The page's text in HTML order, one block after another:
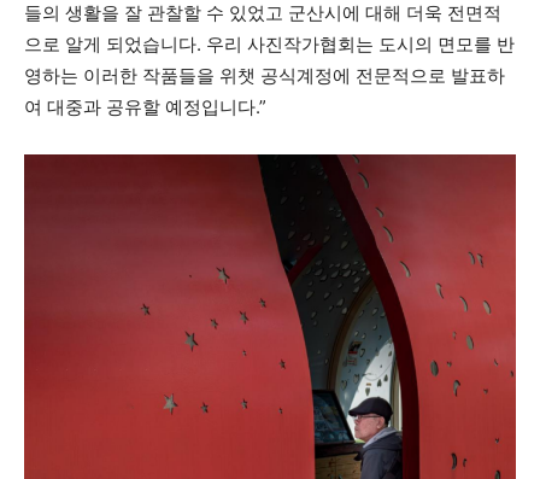
들의 생활을 잘 관찰할 수 있었고 군산시에 대해 더욱 전면적
으로 알게 되었습니다. 우리 사진작가협회는 도시의 면모를 반
영하는 이러한 작품들을 위챗 공식계정에 전문적으로 발표하
여 대중과 공유할 예정입니다.”